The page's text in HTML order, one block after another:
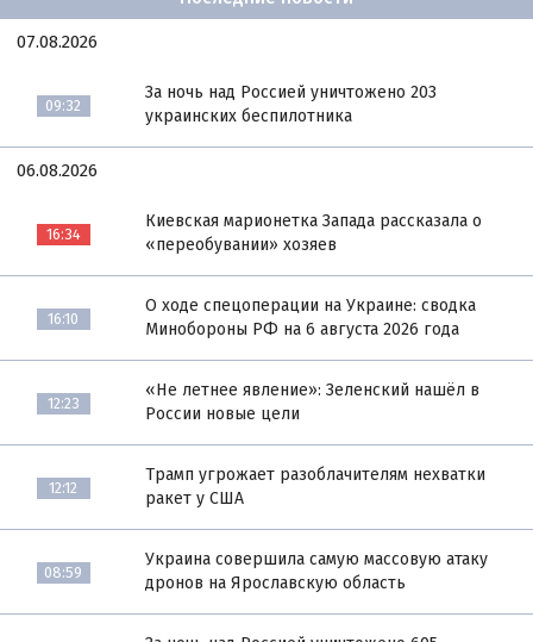
07.08.2026
09:32
За ночь над Россией уничтожено 203
украинских беспилотника
06.08.2026
16:34
Киевская марионетка Запада рассказала о
«переобувании» хозяев
16:10
О ходе спецоперации на Украине: сводка
Минобороны РФ на 6 августа 2026 года
12:23
«Не летнее явление»: Зеленский нашёл в
России новые цели
12:12
Трамп угрожает разоблачителям нехватки
ракет у США
08:59
Украина совершила самую массовую атаку
дронов на Ярославскую область